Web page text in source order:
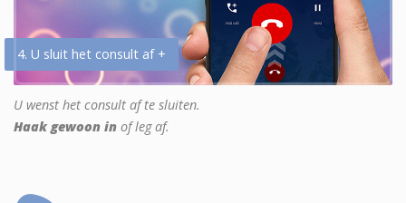
4. U sluit het consult af +
U wenst het consult af te sluiten.
Haak gewoon in of leg af.